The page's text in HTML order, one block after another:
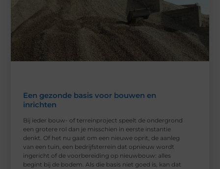
Een gezonde basis voor bouwen en
inrichten
Bij ieder bouw- of terreinproject speelt de ondergrond
een grotere rol dan je misschien in eerste instantie
denkt. Of het nu gaat om een nieuwe oprit, de aanleg
van een tuin, een bedrijfsterrein dat opnieuw wordt
ingericht of de voorbereiding op nieuwbouw: alles
begint bij de bodem. Als die basis niet goed is, kan dat